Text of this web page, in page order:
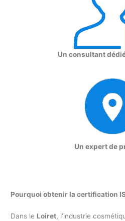
Un consultant
Un expert de
Pourquoi obtenir la certification
Dans le Loiret, l’industrie